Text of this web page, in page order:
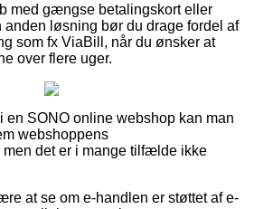
med gængse betalingskort eller
anden løsning bør du drage fordel af
som fx ViaBill, når du ønsker at
over flere uger.
en SONO online webshop kan man
webshoppens
men det er i mange tilfælde ikke
at se om e-handlen er støttet af e-